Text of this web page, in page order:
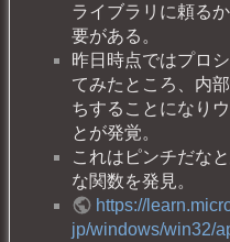
ライブラリに頼る
要がある。
昨日時点ではプロ
てみたところ、内
ちすることになり
とが発覚。
これはピンチだな
な関数を発見。
https://
jp/windows/win32/